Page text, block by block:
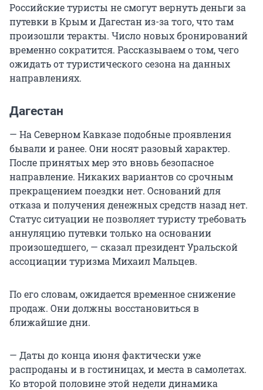
Российские туристы не смогут вернуть деньги за
путевки в Крым и Дагестан из-за того, что там
произошли теракты. Число новых бронирований
временно сократится. Рассказываем о том, чего
ожидать от туристического сезона на данных
направлениях.
Дагестан
— На Северном Кавказе подобные проявления
бывали и ранее. Они носят разовый характер.
После принятых мер это вновь безопасное
направление. Никаких вариантов со срочным
прекращением поездки нет. Оснований для
отказа и получения денежных средств назад нет.
Статус ситуации не позволяет туристу требовать
аннуляцию путевки только на основании
произошедшего, — сказал президент Уральской
ассоциации туризма Михаил Мальцев.
По его словам, ожидается временное снижение
продаж. Они должны восстановиться в
ближайшие дни.
— Даты до конца июня фактически уже
распроданы и в гостиницах, и места в самолетах.
Ко второй половине этой недели динамика